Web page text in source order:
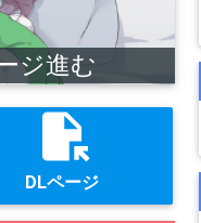
ジ進む
file_open
DLページ